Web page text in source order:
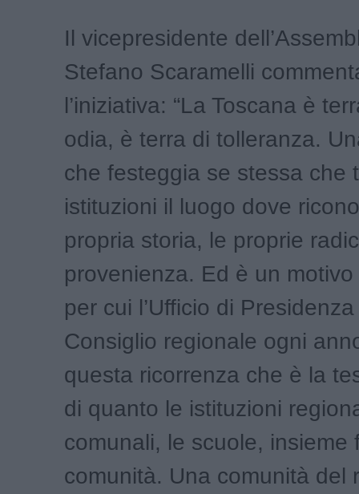
Il vicepresidente
Stefano Scaramelli
l’iniziativa: “La Toscana è
odia, è terra di tolleranza.
che festeggia se stessa che
istituzioni il luogo dove
propria storia, le proprie
provenienza. Ed è un
per cui l’Ufficio di
Consiglio regionale ogni
questa ricorrenza che è la
di quanto le istituzioni
comunali, le scuole, insieme
comunità. Una comunità del